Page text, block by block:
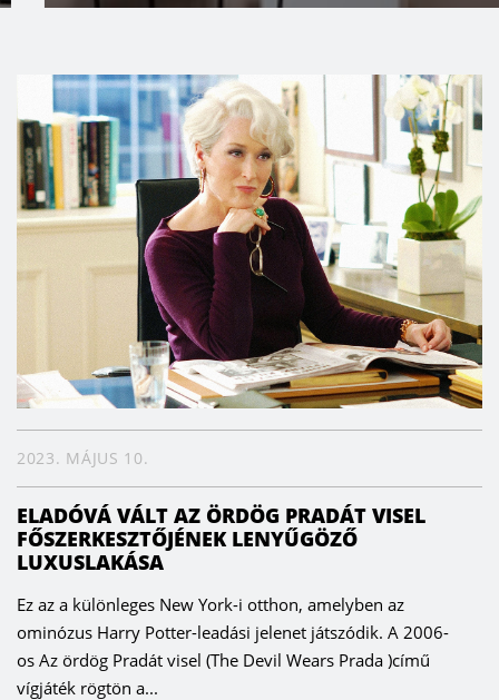
2023. MÁJUS 10.
ELADÓVÁ VÁLT AZ ÖRDÖG PRADÁT VISEL
FŐSZERKESZTŐJÉNEK LENYŰGÖZŐ
LUXUSLAKÁSA
Ez az a különleges New York-i otthon, amelyben az
ominózus Harry Potter-leadási jelenet játszódik. A 2006-
os Az ördög Pradát visel (The Devil Wears Prada )című
vígjáték rögtön a...